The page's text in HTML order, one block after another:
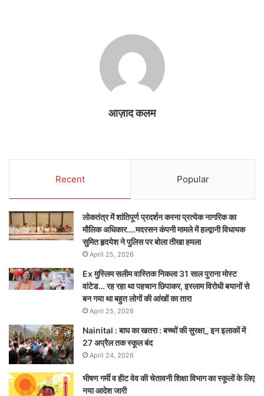
आज़ाद कलम
Recent Popular
लोकतंत्र में शांतिपूर्ण प्रदर्शन करना प्रत्येक नागरिक का
मौलिक अधिकार….मदरसन कंपनी मामले में हल्द्वानी विधायक
सुमित हृदयेश ने पुलिस पर बोला तीखा हमला
April 25, 2026
Ex मुस्लिम सलीम वास्तिक निकला 31 साल पुराना मोस्ट
वांटेड… रह रहा था पहचान छिपाकर, इस्लाम विरोधी बयानों से
बन गया था बहुत लोगों की आंखों का तारा
April 25, 2026
Nainital : बाघ का खतरा : बच्चों की सुरक्षा_ इन इलाकों में
27 अप्रैल तक स्कूल बंद
April 24, 2026
भीषण गर्मी व हीट वेव की चेतावनी शिक्षा विभाग का स्कूलों के लिए
नया आदेश जारी